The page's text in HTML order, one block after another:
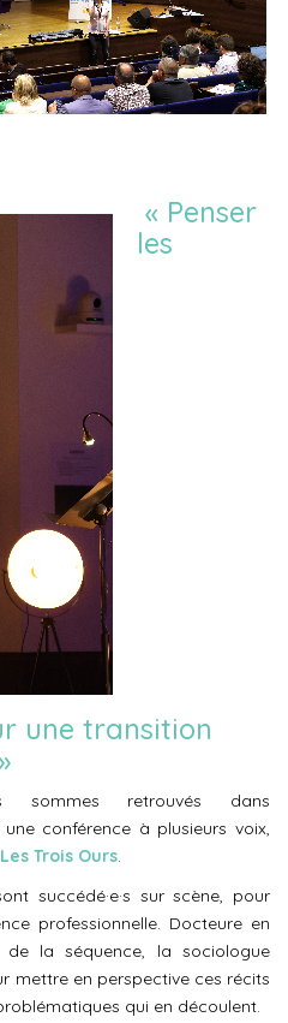
« Penser
les
une transition
sommes retrouvés dans
conférence à plusieurs voix,
Les Trois Ours.
succédé·e·s sur scène, pour
professionnelle. Docteure en
la séquence, la sociologue
mettre en perspective ces récits
qui en découlent.